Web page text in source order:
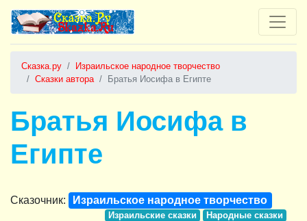
Сказка.ру
Израильское народное творчество
Сказки автора
Братья Иосифа в Египте
Братья Иосифа в
Египте
Сказочник: Израильское народное творчество
Израильские сказки
Народные сказки